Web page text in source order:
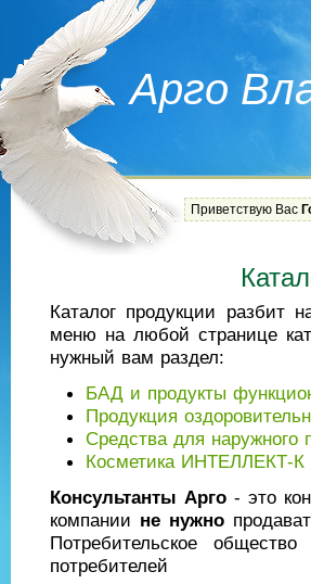
Арго
Приветствую Вас
Каталог продукции разбит
меню на любой странице
нужный вам раздел:
БАД и продукты
Продукция
Средства для наружного
Косметика ИНТЕЛЛЕКТ-К
Консультанты Арго - это
компании не нужно
Потребительское
потребителей